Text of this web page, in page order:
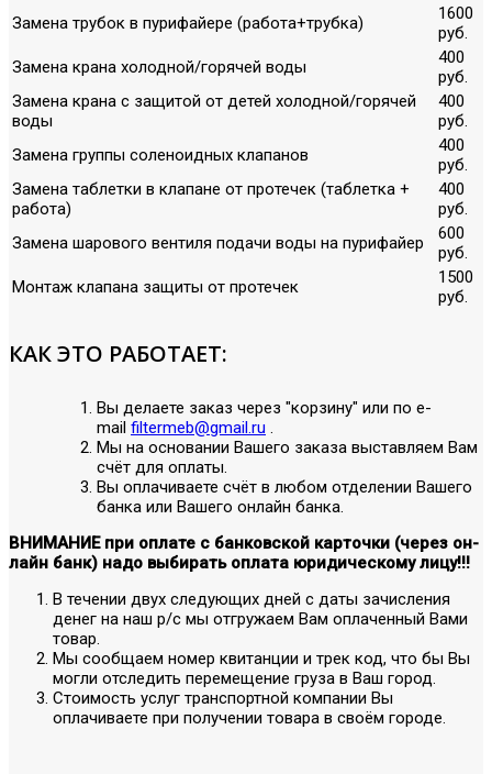
Замена трубок в пурифайере (работа+трубка)
1600
руб.
Замена крана холодной/горячей воды
400
руб.
Замена крана с защитой от детей холодной/горячей
воды
400
руб.
Замена группы соленоидных клапанов
400
руб.
Замена таблетки в клапане от протечек (таблетка +
работа)
400
руб.
Замена шарового вентиля подачи воды на пурифайер
600
руб.
Монтаж клапана защиты от протечек
1500
руб.
КАК ЭТО РАБОТАЕТ:
Вы делаете заказ через "корзину" или по е-
mail filtermeb@gmail.ru .
Мы на основании Вашего заказа выставляем Вам
счёт для оплаты.
Вы оплачиваете счёт в любом отделении Вашего
банка или Вашего онлайн банка.
ВНИМАНИЕ при оплате с банковской карточки (через он-
лайн банк) надо выбирать оплата юридическому лицу!!!
В течении двух следующих дней с даты зачисления
денег на наш р/с мы отгружаем Вам оплаченный Вами
товар.
Мы сообщаем номер квитанции и трек код, что бы Вы
могли отследить перемещение груза в Ваш город.
Стоимость услуг транспортной компании Вы
оплачиваете при получении товара в своём городе.